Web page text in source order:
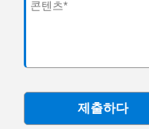
제출하다